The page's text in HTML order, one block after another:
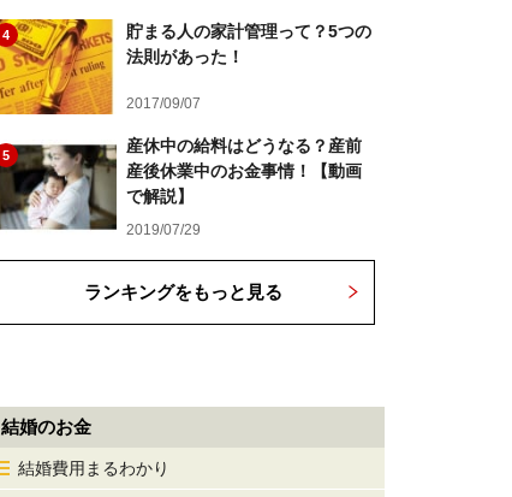
4
貯まる人の家計管理って？5つの
法則があった！
2017/09/07
5
産休中の給料はどうなる？産前
産後休業中のお金事情！【動画
で解説】
2019/07/29
ランキングをもっと見る
結婚のお金
結婚費用まるわかり